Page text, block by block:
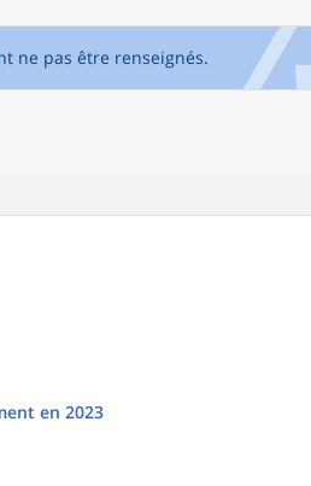
ne pas être renseignés.
en 2023